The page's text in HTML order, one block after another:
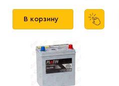
В корзину